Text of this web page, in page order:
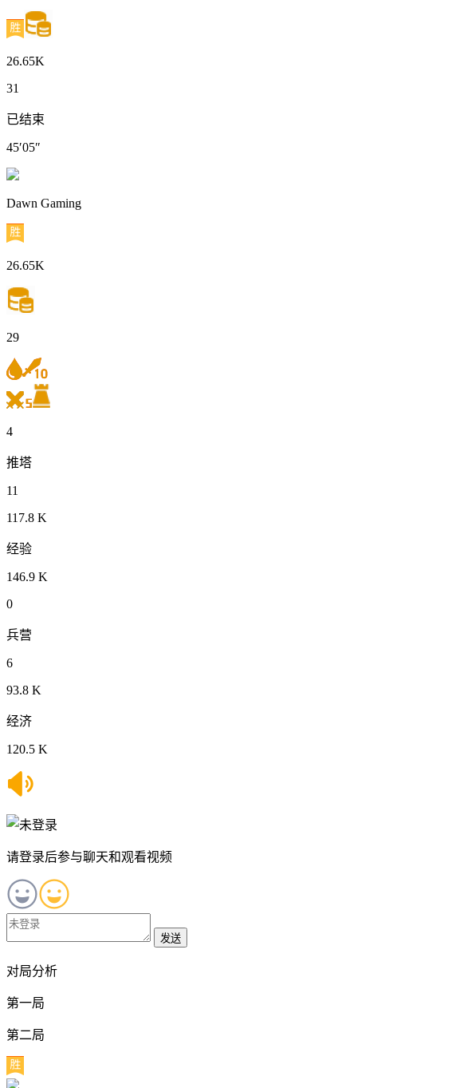
26.65K
31
已结束
45′05″
Dawn Gaming
26.65K
29
4
推塔
11
117.8 K
经验
146.9 K
0
兵营
6
93.8 K
经济
120.5 K
请登录后参与聊天和观看视频
发送
对局分析
第一局
第二局